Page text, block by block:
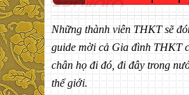
Những thành viên THKT sẽ
guide mời cả Gia đình THKT
chân họ đi đó, đi đây trong
thế giới.